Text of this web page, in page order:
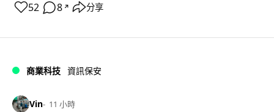
52 8 ↗ 分享
商業科技 資訊保安
Vin 11 小時